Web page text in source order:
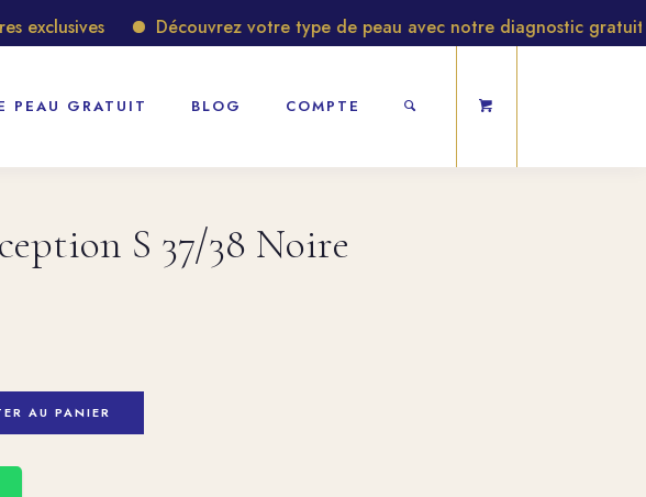
Découvrez votre type de peau avec notre diagnostic gratuit
PEAU GRATUIT BLOG COMPTE
S 37/38 Noire
AU PANIER